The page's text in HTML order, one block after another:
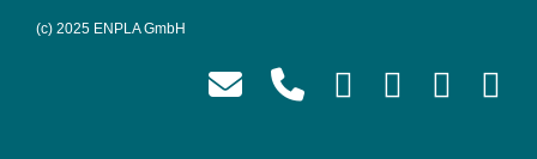
(c) 2025 ENPLA GmbH